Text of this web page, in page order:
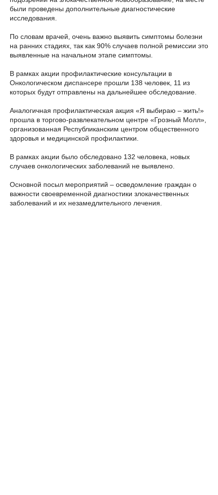
были проведены дополнительные диагностические
исследования.
По словам врачей, очень важно выявить симптомы болезни
на ранних стадиях, так как 90% случаев полной ремиссии это
выявленные на начальном этапе симптомы.
В рамках акции профилактические консультации в
Онкологическом диспансере прошли 138 человек, 11 из
которых будут отправлены на дальнейшее обследование.
Аналогичная профилактическая акция «Я выбираю – жить!»
прошла в торгово-развлекательном центре «Грозный Молл»,
организованная Республиканским центром общественного
здоровья и медицинской профилактики.
В рамках акции было обследовано 132 человека, новых
случаев онкологических заболеваний не выявлено.
Основной посыл мероприятий – осведомление граждан о
важности своевременной диагностики злокачественных
заболеваний и их незамедлительного лечения.